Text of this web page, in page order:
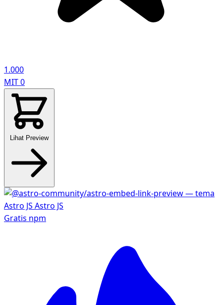
1.000
MIT0
Lihat Preview
Gratis npm